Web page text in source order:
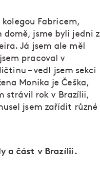
Fabricem,
domě, jsme byli jedni z
Já jsem ale měl
pracoval v
– vedl jsem sekci
Monika je Češka,
strávil rok v Brazílii,
jsem zařídit různé
a část v Brazílii.